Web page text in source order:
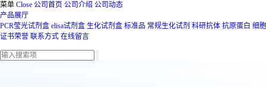
菜单 Close 公司首页 公司介绍 公司动态
产品展厅
PCR莹光试剂盒 elisa试剂盒 生化试剂盒 标准品 常规生化试剂 科研抗体 抗原蛋白 细胞
证书荣誉 联系方式 在线留言